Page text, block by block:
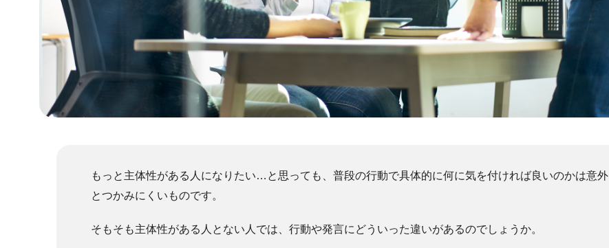
もっと主体性がある人になりたい…と思っても、普段の行動で具体的に何に気を付ければ良いのかは意外
とつかみにくいものです。
そもそも主体性がある人とない人では、行動や発言にどういった違いがあるのでしょうか。